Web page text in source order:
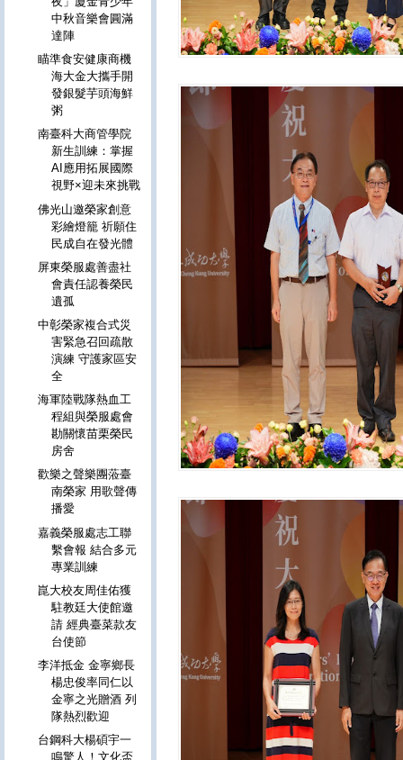
中秋音樂會圓滿
達陣
瞄準食安健康商機
海大金大攜手開
發銀髮芋頭海鮮
粥
南臺科大商管學院
新生訓練：掌握
AI應用拓展國際
視野×迎未來挑戰
佛光山邀榮家創意
彩繪燈籠 祈願住
民成自在發光體
屏東榮服處善盡社
會責任認養榮民
遺孤
中彰榮家複合式災
害緊急召回疏散
演練 守護家區安
全
海軍陸戰隊熱血工
程組與榮服處會
勘關懷苗栗榮民
房舍
歡樂之聲樂團蒞臺
南榮家 用歌聲傳
播愛
嘉義榮服處志工聯
繫會報 結合多元
專業訓練
崑大校友周佳佑獲
駐教廷大使館邀
請 經典臺菜款友
台使節
李洋抵金 金寧鄉長
楊忠俊率同仁以
金寧之光贈酒 列
隊熱烈歡迎
台鋼科大楊碩宇一
鳴驚人！文化盃